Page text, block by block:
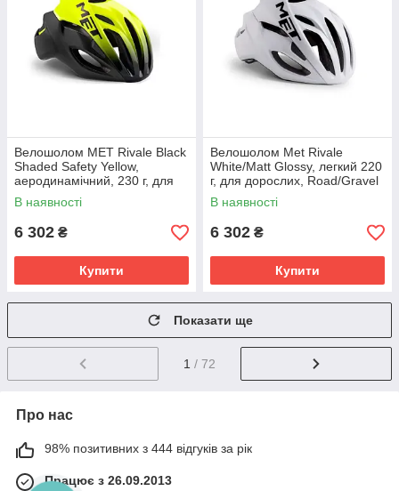
Велошолом MET Rivale Black
Shaded Safety Yellow,
аеродинамічний, 230 г, для
дорослих.
В наявності
6 302 ₴
Купити
Велошолом Met Rivale
White/Matt Glossy, легкий 220
г, для дорослих, Road/Gravel
В наявності
6 302 ₴
Купити
Показати ще
1 / 72
Про нас
98% позитивних з 444 відгуків за рік
Працює з 26.09.2013